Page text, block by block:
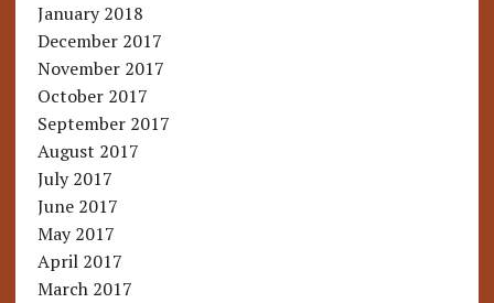
January 2018
December 2017
November 2017
October 2017
September 2017
August 2017
July 2017
June 2017
May 2017
April 2017
March 2017